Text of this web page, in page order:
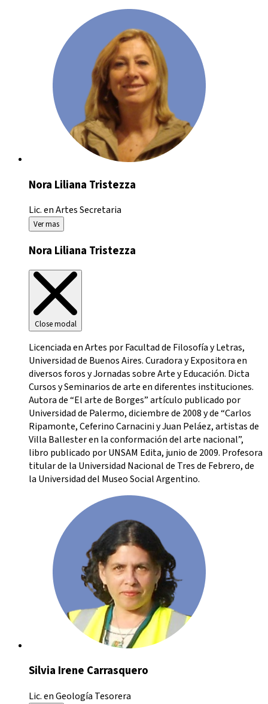
Nora Liliana Tristezza
Lic. en ArtesSecretaria
Ver mas
Nora Liliana Tristezza
Close modal
Licenciada en Artes por Facultad de Filosofía y Letras,
Universidad de Buenos Aires. Curadora y Expositora en
diversos foros y Jornadas sobre Arte y Educación. Dicta
Cursos y Seminarios de arte en diferentes instituciones.
Autora de “El arte de Borges” artículo publicado por
Universidad de Palermo, diciembre de 2008 y de “Carlos
Ripamonte, Ceferino Carnacini y Juan Peláez, artistas de
Villa Ballester en la conformación del arte nacional”,
libro publicado por UNSAM Edita, junio de 2009. Profesora
titular de la Universidad Nacional de Tres de Febrero, de
la Universidad del Museo Social Argentino.
Silvia Irene Carrasquero
Lic. en Geología Tesorera